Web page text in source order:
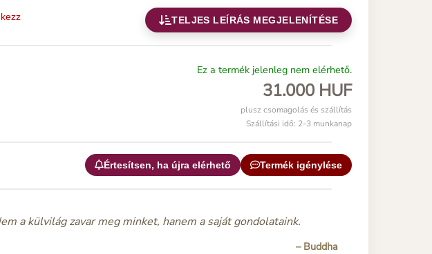
TELJES LEÍRÁS MEGJELENÍTÉSE
Ez a termék jelenleg nem elérhető.
31.000 HUF
plusz csomagolás és szállítás
Szállítási idő: 2-3 munkanap
Értesítsen, ha újra elérhető Termék igénylése
a külvilág zavar meg minket, hanem a saját gondolataink.
– Buddha